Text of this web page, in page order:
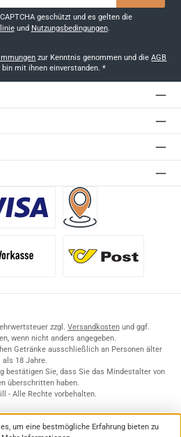
geschützt und es gelten die
und Nutzungsbedingungen.
zur Kenntnis genommen und dieAGB
bin mit ihnen einverstanden. *
zzgl. Versandkostenund ggf.
wenn nicht anders angegeben.
Getränke ausschließlich an Personen älter
als 18 Jahre.
bestätigen Sie, dass Sie das Mindestalter von
überschritten haben.
- Alle Rechte vorbehalten.
um eine bestmögliche Erfahrung bieten zu